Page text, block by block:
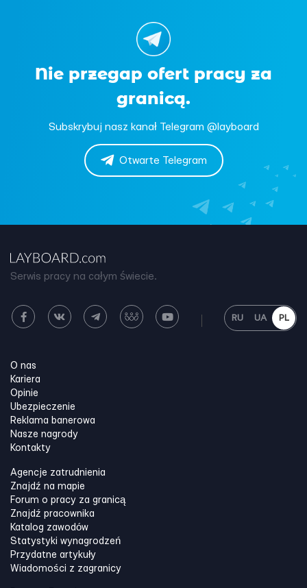
Nie przegap ofert pracy za
granicą.
Subskrybuj nasz kanał Telegram @layboard
Otwarte Telegram
Serwis pracy na całym świecie.
RU UA PL
O nas
Kariera
Opinie
Ubezpieczenie
Reklama banerowa
Nasze nagrody
Kontakty
Agencje zatrudnienia
Znajdź na mapie
Forum o pracy za granicą
Znajdź pracownika
Katalog zawodów
Statystyki wynagrodzeń
Przydatne artykuły
Wiadomości z zagranicy